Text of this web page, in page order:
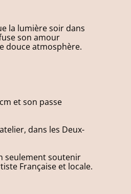
la lumière soir dans
son amour
douce atmosphère.
et son passe
dans les Deux-
seulement soutenir
Française et locale.